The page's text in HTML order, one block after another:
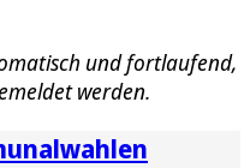
und fortlaufend,
werden.